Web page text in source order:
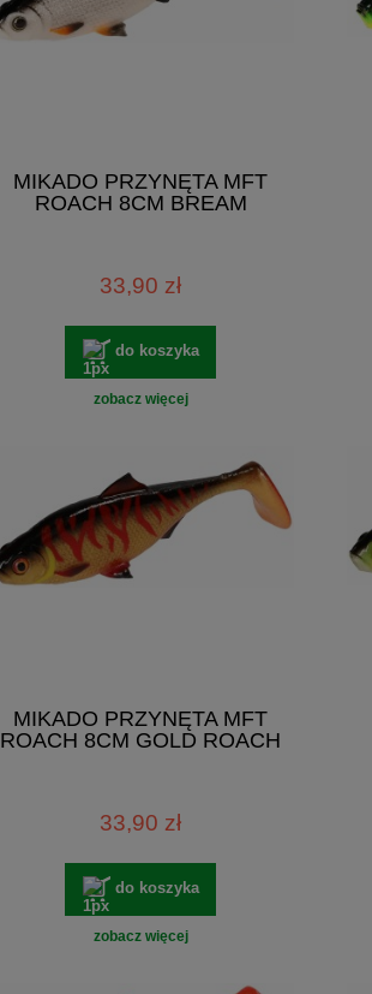
MIKADO PRZYNĘTA MFT
ROACH 8CM BREAM
33,90 zł
do koszyka
zobacz więcej
MIKADO PRZYNĘTA MFT
ROACH 8CM GOLD ROACH
33,90 zł
do koszyka
zobacz więcej